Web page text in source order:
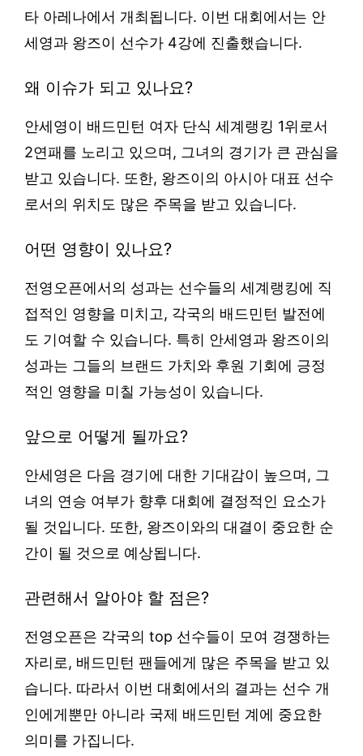
타 아레나에서 개최됩니다. 이번 대회에서는 안
세영과 왕즈이 선수가 4강에 진출했습니다.
왜 이슈가 되고 있나요?
안세영이 배드민턴 여자 단식 세계랭킹 1위로서
2연패를 노리고 있으며, 그녀의 경기가 큰 관심을
받고 있습니다. 또한, 왕즈이의 아시아 대표 선수
로서의 위치도 많은 주목을 받고 있습니다.
어떤 영향이 있나요?
전영오픈에서의 성과는 선수들의 세계랭킹에 직
접적인 영향을 미치고, 각국의 배드민턴 발전에
도 기여할 수 있습니다. 특히 안세영과 왕즈이의
성과는 그들의 브랜드 가치와 후원 기회에 긍정
적인 영향을 미칠 가능성이 있습니다.
앞으로 어떻게 될까요?
안세영은 다음 경기에 대한 기대감이 높으며, 그
녀의 연승 여부가 향후 대회에 결정적인 요소가
될 것입니다. 또한, 왕즈이와의 대결이 중요한 순
간이 될 것으로 예상됩니다.
관련해서 알아야 할 점은?
전영오픈은 각국의 top 선수들이 모여 경쟁하는
자리로, 배드민턴 팬들에게 많은 주목을 받고 있
습니다. 따라서 이번 대회에서의 결과는 선수 개
인에게뿐만 아니라 국제 배드민턴 계에 중요한
의미를 가집니다.